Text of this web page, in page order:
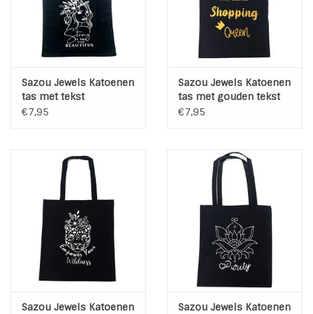
Sazou Jewels Katoenen
tas met tekst
€7,95
Sazou Jewels Katoenen
tas met gouden tekst
€7,95
Sazou Jewels Katoenen
Sazou Jewels Katoenen